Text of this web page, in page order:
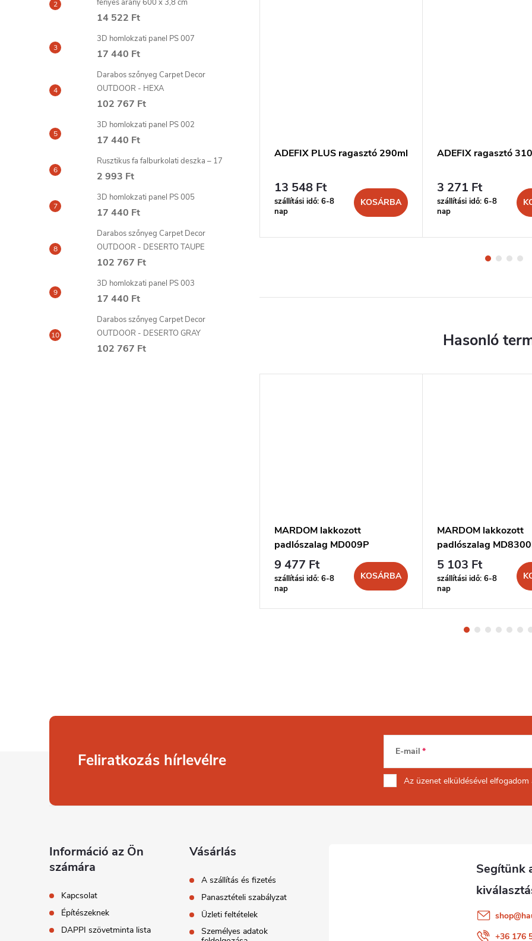
fényes arany 600 x 3,8 cm
14 522 Ft
3D homlokzati panel PS 007
17 440 Ft
Darabos szőnyeg Carpet Decor
OUTDOOR - HEXA
102 767 Ft
3D homlokzati panel PS 002
17 440 Ft
Rusztikus fa falburkolati deszka – 17
2 993 Ft
3D homlokzati panel PS 005
17 440 Ft
Darabos szőnyeg Carpet Decor
OUTDOOR - DESERTO TAUPE
102 767 Ft
3D homlokzati panel PS 003
17 440 Ft
Darabos szőnyeg Carpet Decor
OUTDOOR - DESERTO GRAY
102 767 Ft
KOSÁRBA
300ml SOUDAL
szállítási idő: 6-8
nap
ADEFIX PLUS ragasztó 290ml
13 548 Ft
szállítási idő: 6-8
nap
KOSÁRBA
ADEFIX ragasztó
3 271 Ft
szállítási idő: 6-8
nap
MARDOM lakkozott
padlószalag MD009P
9 477 Ft
szállítási idő: 6-8
nap
KOSÁRBA
MARDOM lakkozott
padlószalag
5 103 Ft
szállítási idő: 6-8
nap
Feliratkozás hírlevélre E-mail
Az üzenet elküldésével elfogadom
Információ az Ön
számára
Kapcsolat
Építészeknek
DAPPI szövetminta lista
Vásárlás
A szállítás és fizetés
Panasztételi szabályzat
Üzleti feltételek
Személyes adatok
shop@
+36 176